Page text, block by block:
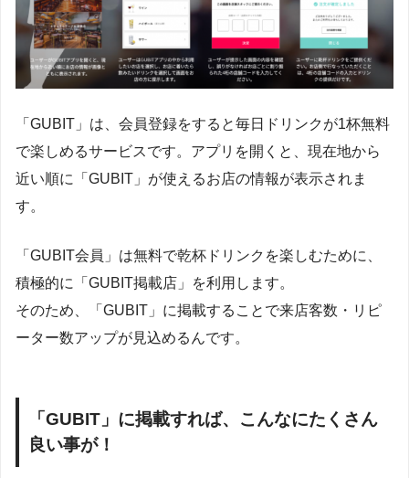
「GUBIT」は、会員登録をすると毎日ドリンクが1杯無料
で楽しめるサービスです。アプリを開くと、現在地から
近い順に「GUBIT」が使えるお店の情報が表示されま
す。
「GUBIT会員」は無料で乾杯ドリンクを楽しむために、
積極的に「GUBIT掲載店」を利用します。
そのため、「GUBIT」に掲載することで来店客数・リピ
ーター数アップが見込めるんです。
「GUBIT」に掲載すれば、こんなにたくさん
良い事が！